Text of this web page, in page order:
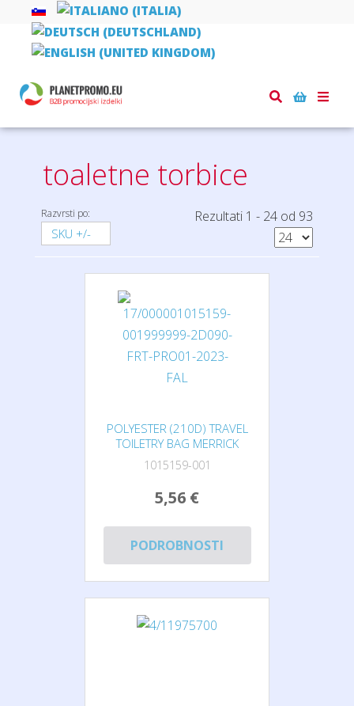
Toggle
Domov torbe, nahrbtniki, vrečke toaletne torbice
toaletne torbice
Razvrsti po:
SKU +/-
Rezultati 1 - 24 od 93
POLYESTER (210D) TRAVEL
TOILETRY BAG MERRICK
1015159-001
5,56 €
PODROBNOSTI